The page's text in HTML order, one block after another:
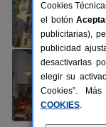
Cookies
el botón
publicitarias),
publicidad
desactivarlas
elegir su
Cookies”.
COOKIES.